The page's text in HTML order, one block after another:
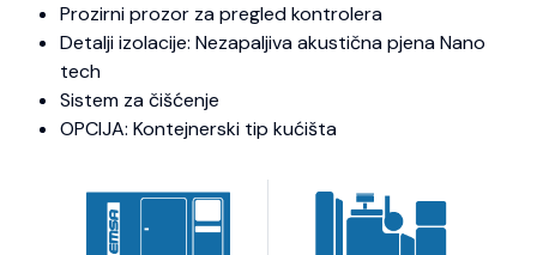
Prozirni prozor za pregled kontrolera
Detalji izolacije: Nezapaljiva akustična pjena Nano
tech
Sistem za čišćenje
OPCIJA: Kontejnerski tip kućišta